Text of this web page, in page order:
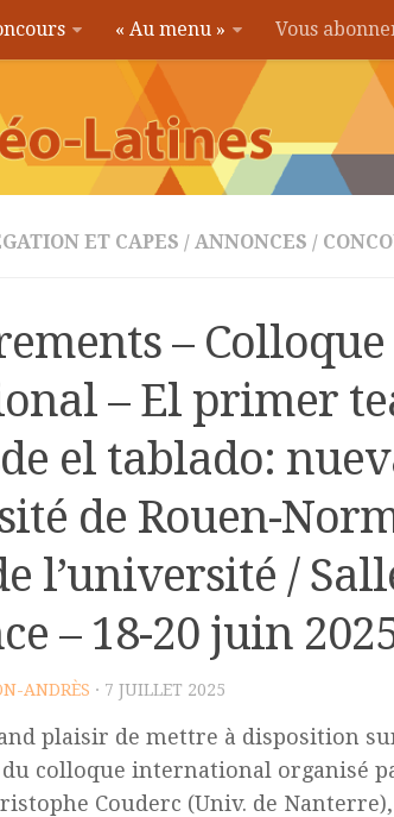
« Au menu » Vous
ET CAPES / ANNONCES /
– Colloque
– El primer
el tablado:
de Rouen-
l’université /
– 18-20 juin
ANDRÈS · 7 JUILLET 2025
plaisir de mettre à disposition
colloque international organisé
Couderc (Univ. de